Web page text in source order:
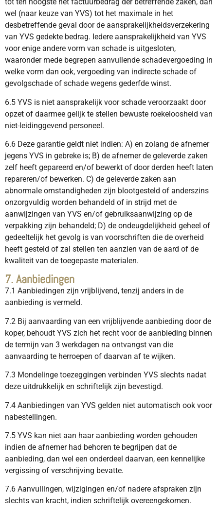
wel (naar keuze van YVS) tot het maximale in het
desbetreffende geval door de aansprakelijkheidsverzekering
van YVS gedekte bedrag. Iedere aansprakelijkheid van YVS
voor enige andere vorm van schade is uitgesloten,
waaronder mede begrepen aanvullende schadevergoeding in
welke vorm dan ook, vergoeding van indirecte schade of
gevolgschade of schade wegens gederfde winst.
6.5 YVS is niet aansprakelijk voor schade veroorzaakt door
opzet of daarmee gelijk te stellen bewuste roekeloosheid van
niet-leidinggevend personeel.
6.6 Deze garantie geldt niet indien: A) en zolang de afnemer
jegens YVS in gebreke is; B) de afnemer de geleverde zaken
zelf heeft gepareerd en/of bewerkt of door derden heeft laten
repareren/of bewerken. C) de geleverde zaken aan
abnormale omstandigheden zijn blootgesteld of anderszins
onzorgvuldig worden behandeld of in strijd met de
aanwijzingen van YVS en/of gebruiksaanwijzing op de
verpakking zijn behandeld; D) de ondeugdelijkheid geheel of
gedeeltelijk het gevolg is van voorschriften die de overheid
heeft gesteld of zal stellen ten aanzien van de aard of de
kwaliteit van de toegepaste materialen.
7. Aanbiedingen
7.1 Aanbiedingen zijn vrijblijvend, tenzij anders in de
aanbieding is vermeld.
7.2 Bij aanvaarding van een vrijblijvende aanbieding door de
koper, behoudt YVS zich het recht voor de aanbieding binnen
de termijn van 3 werkdagen na ontvangst van die
aanvaarding te herroepen of daarvan af te wijken.
7.3 Mondelinge toezeggingen verbinden YVS slechts nadat
deze uitdrukkelijk en schriftelijk zijn bevestigd.
7.4 Aanbiedingen van YVS gelden niet automatisch ook voor
nabestellingen.
7.5 YVS kan niet aan haar aanbieding worden gehouden
indien de afnemer had behoren te begrijpen dat de
aanbieding, dan wel een onderdeel daarvan, een kennelijke
vergissing of verschrijving bevatte.
7.6 Aanvullingen, wijzigingen en/of nadere afspraken zijn
slechts van kracht, indien schriftelijk overeengekomen.